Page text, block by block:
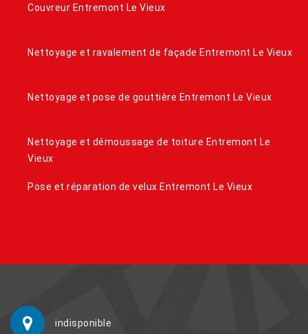
Couvreur Entremont Le Vieux
Nettoyage et ravalement de façade Entremont Le Vieux
Nettoyage et pose de gouttière Entremont Le Vieux
Nettoyage et démoussage de toiture Entremont Le
Vieux
Pose et réparation de velux Entremont Le Vieux
indisponible